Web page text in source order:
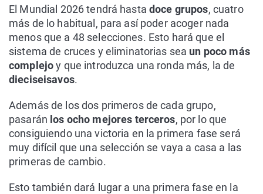
El Mundial 2026 tendrá hastadoce grupos, cuatro
más de lo habitual, para así poder acoger nada
menos que a 48 selecciones. Esto hará que el
sistema de cruces y eliminatorias sea un poco más
complejoy que introduzca una ronda más, la de
dieciseisavos.
Además de los dos primeros de cada grupo,
pasarán los ocho mejores terceros, por lo que
consiguiendo una victoria en la primera fase será
muy difícil que una selección se vaya a casa a las
primeras de cambio.
Esto también dará lugar a una primera fase en la